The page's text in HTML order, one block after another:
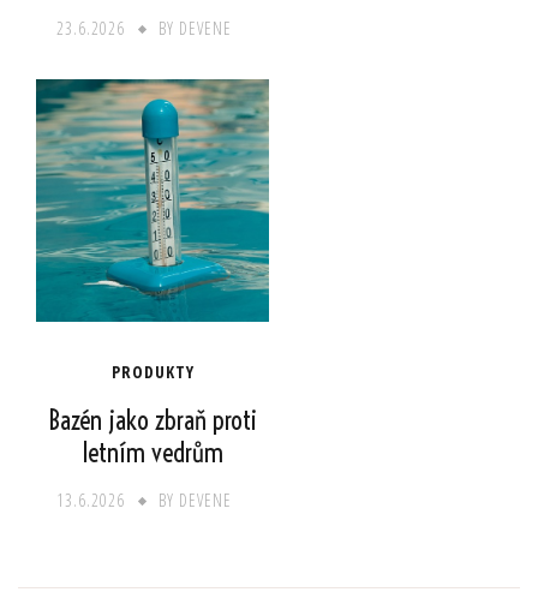
23.6.2026 BY DEVENE
PRODUKTY
Bazén jako zbraň proti
letním vedrům
13.6.2026 BY DEVENE